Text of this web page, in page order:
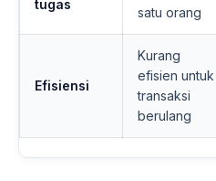
tugas
satu orang
Efisiensi
Kurang
efisien untuk
transaksi
berulang